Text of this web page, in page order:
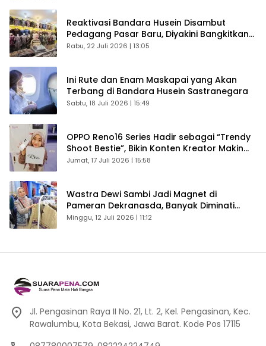
Reaktivasi Bandara Husein Disambut
Pedagang Pasar Baru, Diyakini Bangkitkan
Kembali Ekonomi Bandung
Rabu, 22 Juli 2026 | 13:05
Ini Rute dan Enam Maskapai yang Akan
Terbang di Bandara Husein Sastranegara
Sabtu, 18 Juli 2026 | 15:49
OPPO Reno16 Series Hadir sebagai “Trendy
Shoot Bestie”, Bikin Konten Kreator Makin
Betah
Jumat, 17 Juli 2026 | 15:58
Wastra Dewi Sambi Jadi Magnet di
Pameran Dekranasda, Banyak Diminati
Pengunjung
Minggu, 12 Juli 2026 | 11:12
Jl. Pengasinan Raya II No. 21, Lt. 2, Kel. Pengasinan, Kec.
Rawalumbu, Kota Bekasi, Jawa Barat. Kode Pos 17115